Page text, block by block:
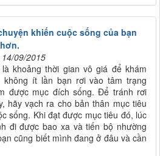
khiến cuộc sống của bạn
09/2015
khoảng thời gian vô giá để khám
ít lần bạn rơi vào tâm trạng
được mục đích sống. Để tránh rơi
hãy vạch ra cho bản thân mục tiêu
sống. Khi đạt được mục tiêu đó, lúc
đi được bao xa và tiến bộ nhường
cũng biết mình đang ở đâu và cần